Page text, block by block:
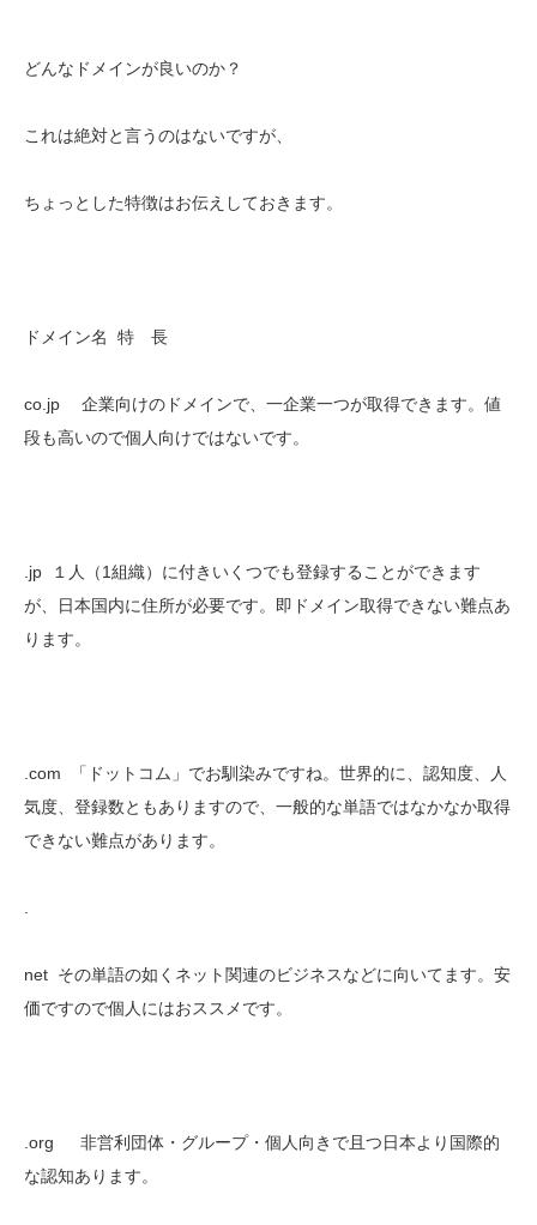
どんなドメインが良いのか？
これは絶対と言うのはないですが、
ちょっとした特徴はお伝えしておきます。
ドメイン名 特 長
co.jp 企業向けのドメインで、一企業一つが取得できます。値
段も高いので個人向けではないです。
.jp １人（1組織）に付きいくつでも登録することができます
が、日本国内に住所が必要です。即ドメイン取得できない難点あ
ります。
.com 「ドットコム」でお馴染みですね。世界的に、認知度、人
気度、登録数ともありますので、一般的な単語ではなかなか取得
できない難点があります。
net その単語の如くネット関連のビジネスなどに向いてます。安
価ですので個人にはおススメです。
.org 非営利団体・グループ・個人向きで且つ日本より国際的
な認知あります。